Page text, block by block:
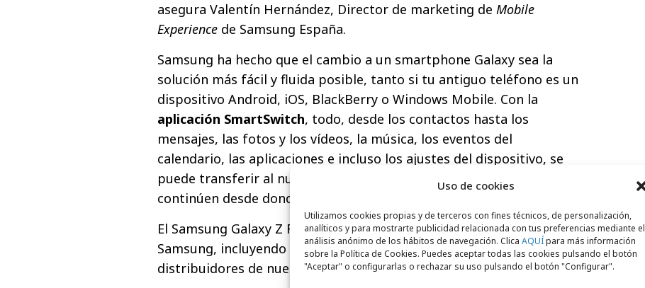
Uso de cookies
Utilizamos cookies propias y de terceros con fines técnicos, de personalización,
analíticos y para mostrarte publicidad relacionada con tus preferencias mediante el
análisis anónimo de los hábitos de navegación. Clica AQUÍpara más información
sobre la Política de Cookies. Puedes aceptar todas las cookies pulsando el botón
"Aceptar" o configurarlas o rechazar su uso pulsando el botón "Configurar".
asegura Valentín Hernández, Director de marketing de Mobile
Experience de Samsung España.
Samsung ha hecho que el cambio a un smartphone Galaxy sea la
solución más fácil y fluida posible, tanto si tu antiguo teléfono es un
dispositivo Android, iOS, BlackBerry o Windows Mobile. Con la
aplicación SmartSwitch, todo, desde los contactos hasta los
mensajes, las fotos y los vídeos, la música, los eventos del
calendario, las aplicaciones e incluso los ajustes del dispositivo, se
puede transferir al nuevo teléfono Galaxy para que los usuarios
continúen desde donde lo dejaron.
El Samsung Galaxy Z Flip4 ya está disponible en los canales de
Samsung, incluyendo www.samsung.com y los principales
distribuidores de nuestro país.